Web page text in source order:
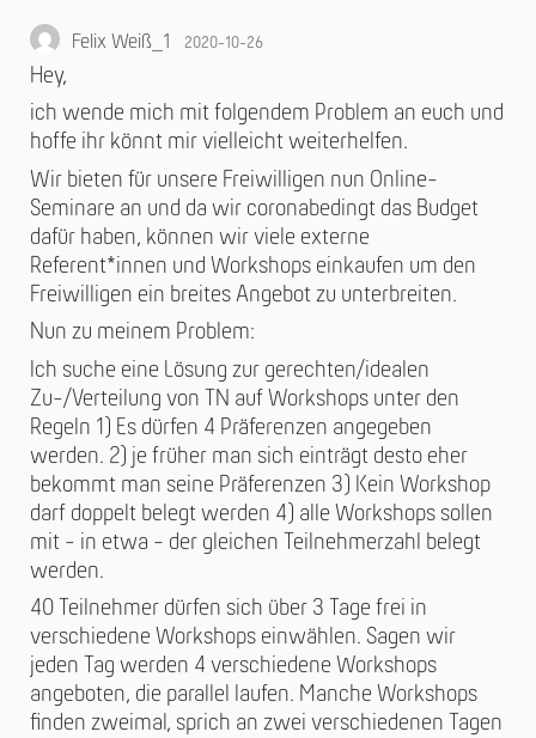
Felix Weiß_1 2020-10-26
Hey,
ich wende mich mit folgendem Problem an euch und
hoffe ihr könnt mir vielleicht weiterhelfen.
Wir bieten für unsere Freiwilligen nun Online-
Seminare an und da wir coronabedingt das Budget
dafür haben, können wir viele externe
Referent*innen und Workshops einkaufen um den
Freiwilligen ein breites Angebot zu unterbreiten.
Nun zu meinem Problem:
Ich suche eine Lösung zur gerechten/idealen
Zu-/Verteilung von TN auf Workshops unter den
Regeln 1) Es dürfen 4 Präferenzen angegeben
werden. 2) je früher man sich einträgt desto eher
bekommt man seine Präferenzen 3) Kein Workshop
darf doppelt belegt werden 4) alle Workshops sollen
mit - in etwa - der gleichen Teilnehmerzahl belegt
werden.
40 Teilnehmer dürfen sich über 3 Tage frei in
verschiedene Workshops einwählen. Sagen wir
jeden Tag werden 4 verschiedene Workshops
angeboten, die parallel laufen. Manche Workshops
finden zweimal, sprich an zwei verschiedenen Tagen